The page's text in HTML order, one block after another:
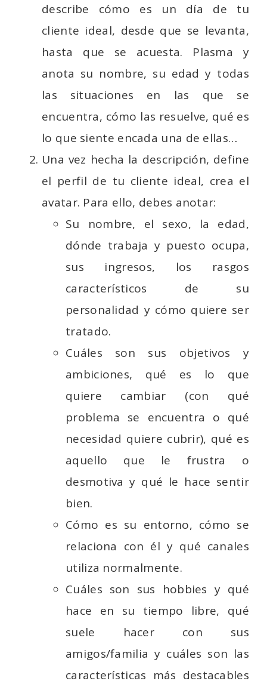
describe cómo es un día de tu
cliente ideal, desde que se levanta,
hasta que se acuesta. Plasma y
anota su nombre, su edad y todas
las situaciones en las que se
encuentra, cómo las resuelve, qué es
lo que siente encada una de ellas…
Una vez hecha la descripción, define
el perfil de tu cliente ideal, crea el
avatar. Para ello, debes anotar:
Su nombre, el sexo, la edad,
dónde trabaja y puesto ocupa,
sus ingresos, los rasgos
característicos de su
personalidad y cómo quiere ser
tratado.
Cuáles son sus objetivos y
ambiciones, qué es lo que
quiere cambiar (con qué
problema se encuentra o qué
necesidad quiere cubrir), qué es
aquello que le frustra o
desmotiva y qué le hace sentir
bien.
Cómo es su entorno, cómo se
relaciona con él y qué canales
utiliza normalmente.
Cuáles son sus hobbies y qué
hace en su tiempo libre, qué
suele hacer con sus
amigos/familia y cuáles son las
características más destacables